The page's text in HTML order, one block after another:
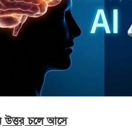
উত্তর চলে আসে